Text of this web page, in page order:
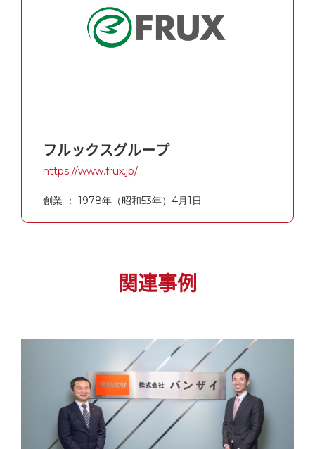
フルックスグループ
https://www.frux.jp/
創業 ： 1978年（昭和53年）4月1日
関連事例